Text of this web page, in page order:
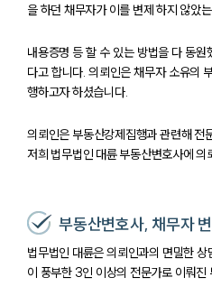
을 하던 채무자가 이를 변제 하지 않았
내용증명 등 할 수 있는 방법을 다 동
다고 합니다. 의뢰인은 채무자 소유의
행하고자 하셨습니다.
의뢰인은 부동산강제집행과 관련해 전
저희 법무법인 대륜 부동산변호사에 의
부동산변호사, 채무자
법무법인 대륜은 의뢰인과의 면밀한
이 풍부한 3인 이상의 전문가로 이뤄